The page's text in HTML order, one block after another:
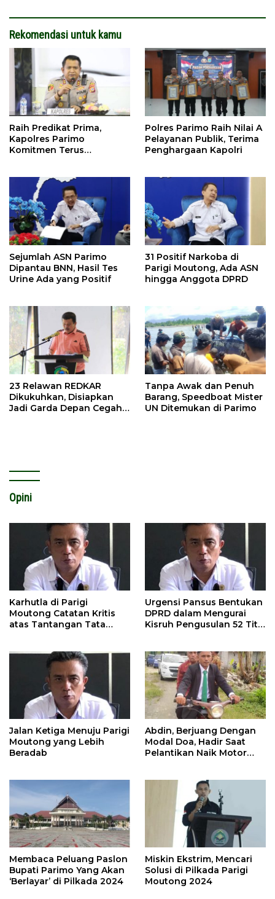
Rekomendasi untuk kamu
Raih Predikat Prima,
Kapolres Parimo
Komitmen Terus
Polres Parimo Raih Nilai A
Pelayanan Publik, Terima
Penghargaan Kapolri
Sejumlah ASN Parimo
Dipantau BNN, Hasil Tes
Urine Ada yang Positif
31 Positif Narkoba di
Parigi Moutong, Ada ASN
hingga Anggota DPRD
23 Relawan REDKAR
Dikukuhkan, Disiapkan
Jadi Garda Depan Cegah
Tanpa Awak dan Penuh
Barang, Speedboat Mister
UN Ditemukan di Parimo
Opini
Karhutla di Parigi
Moutong Catatan Kritis
atas Tantangan Tata
Urgensi Pansus Bentukan
DPRD dalam Mengurai
Kisruh Pengusulan 52 Titik
Jalan Ketiga Menuju Parigi
Moutong yang Lebih
Beradab
Abdin, Berjuang Dengan
Modal Doa, Hadir Saat
Pelantikan Naik Motor
Membaca Peluang Paslon
Bupati Parimo Yang Akan
‘Berlayar’ di Pilkada 2024
Miskin Ekstrim, Mencari
Solusi di Pilkada Parigi
Moutong 2024